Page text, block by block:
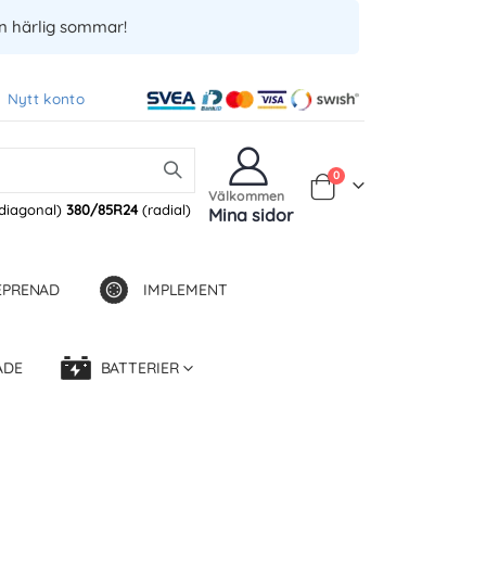
härlig sommar!
Nytt konto
380/85R24(radial)
Välkommen
Mina sidor
Varukorg
0Produkter
IMPLEMENT
BATTERIER